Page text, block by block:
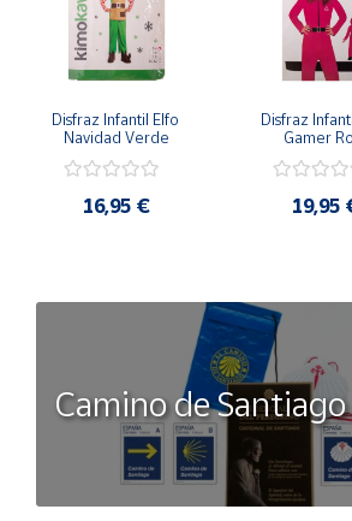
Disfraz Infantil Elfo
Navidad Verde
16,95 €
Disfraz
Gamer
19,95
Camino de Santiago